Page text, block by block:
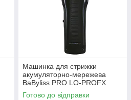
Машинка для стрижки
акумуляторно-мережева
BaByliss PRO LO-PROFX
Black FX825E
Готово до відправки